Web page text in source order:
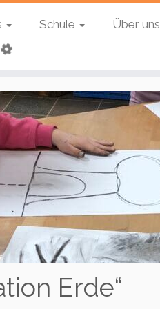
Schule Über uns
Erde“